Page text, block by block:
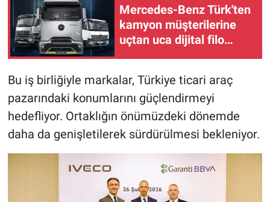
Mercedes-Benz Türk'ten
kamyon müşterilerine
uçtan uca dijital filo
Bu iş birliğiyle markalar, Türkiye ticari araç
pazarındaki konumlarını güçlendirmeyi
hedefliyor. Ortaklığın önümüzdeki dönemde
daha da genişletilerek sürdürülmesi bekleniyor.